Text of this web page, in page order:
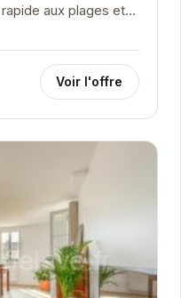
aux plages et
vous...
Voir l'offre